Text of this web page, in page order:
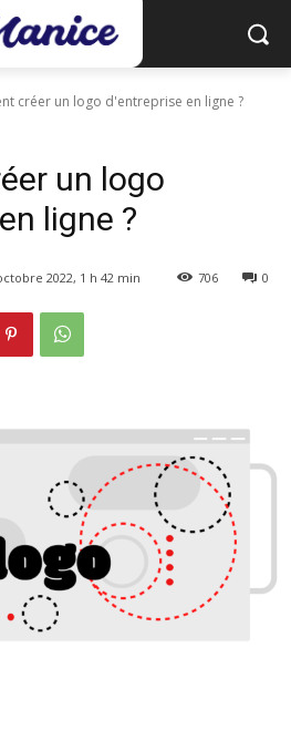
créer un logo d'entreprise en ligne ?
un logo
ligne ?
2022, 1 h 42 min 0
706